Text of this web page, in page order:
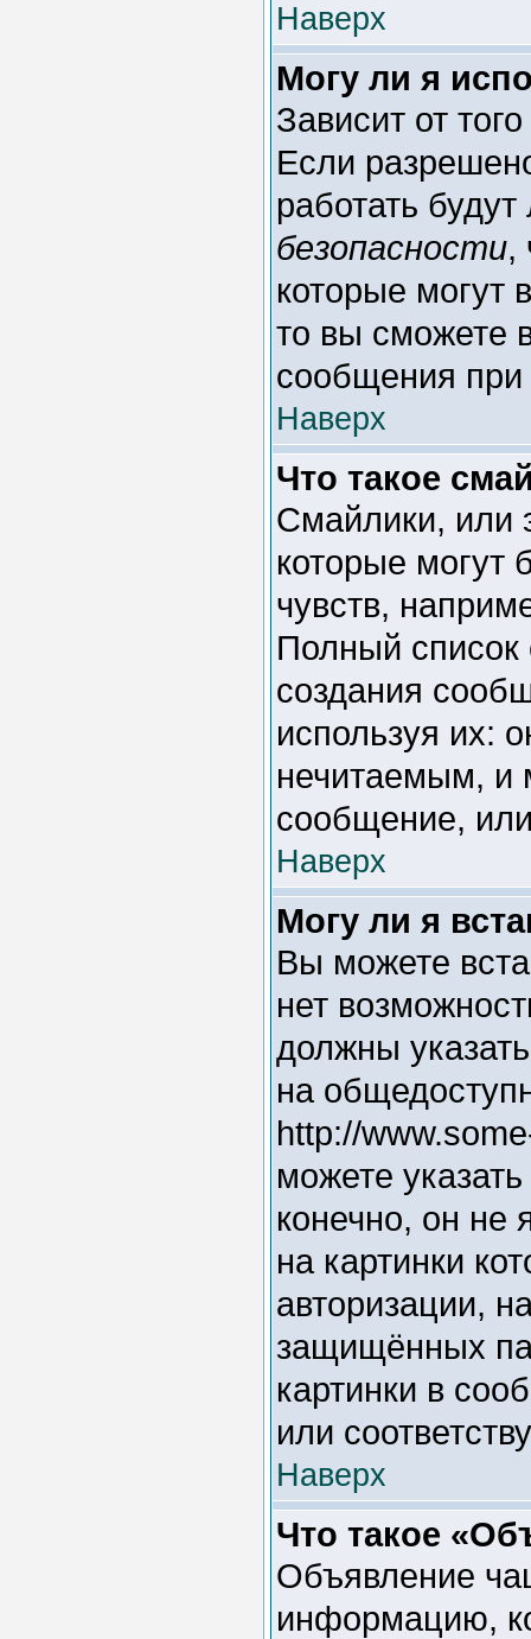
Наверх
Могу ли я
Зависит от
Если
работать
безопасности,
которые могут
то вы сможете
сообщения при
Наверх
Что такое
Смайлики, или
которые могут
чувств,
Полный
создания
используя их:
нечитаемым, и
сообщение,
Наверх
Могу ли я
Вы можете
нет
должны
на
http://
можете
конечно, он не
на картинки
авторизации,
защищённых
картинки в
или
Наверх
Что такое
Объявление
информацию,